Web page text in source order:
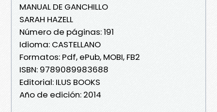
MANUAL DE GANCHILLO
SARAH HAZELL
Número de páginas: 191
Idioma: CASTELLANO
Formatos: Pdf, ePub, MOBI, FB2
ISBN: 9789089983688
Editorial: ILUS BOOKS
Año de edición: 2014